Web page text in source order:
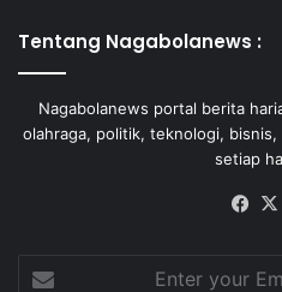
Tentang Nagabolanews :
Nagabolanews portal berita
olahraga, politik, teknologi,
setiap